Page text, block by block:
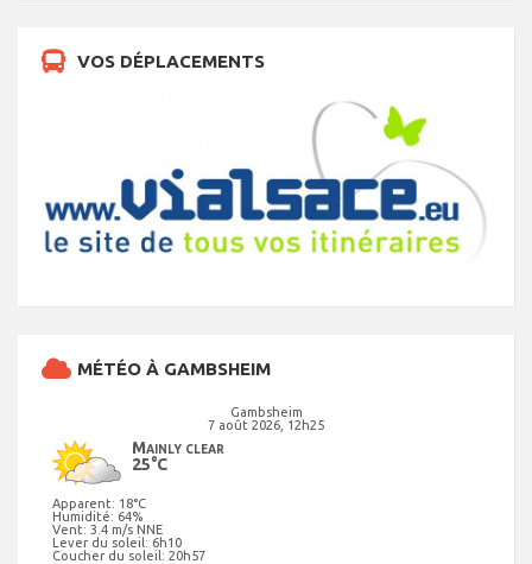
VOS DÉPLACEMENTS
MÉTÉO À GAMBSHEIM
Gambsheim
7 août 2026, 12h25
Mainly clear
25°C
Apparent: 18°C
Humidité: 64%
Vent: 3.4 m/s NNE
Lever du soleil: 6h10
Coucher du soleil: 20h57